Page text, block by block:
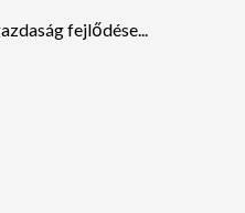
fejlődése...